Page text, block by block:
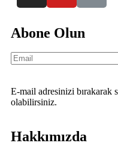
Abone Olun
E-mail adresinizi bırakarak
olabilirsiniz.
Hakkımızda